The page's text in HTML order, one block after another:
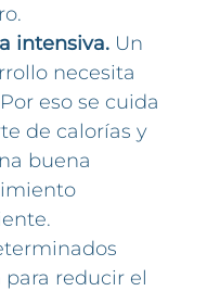
intensiva. Un
necesita
eso se cuida
de calorías y
buena
para reducir el